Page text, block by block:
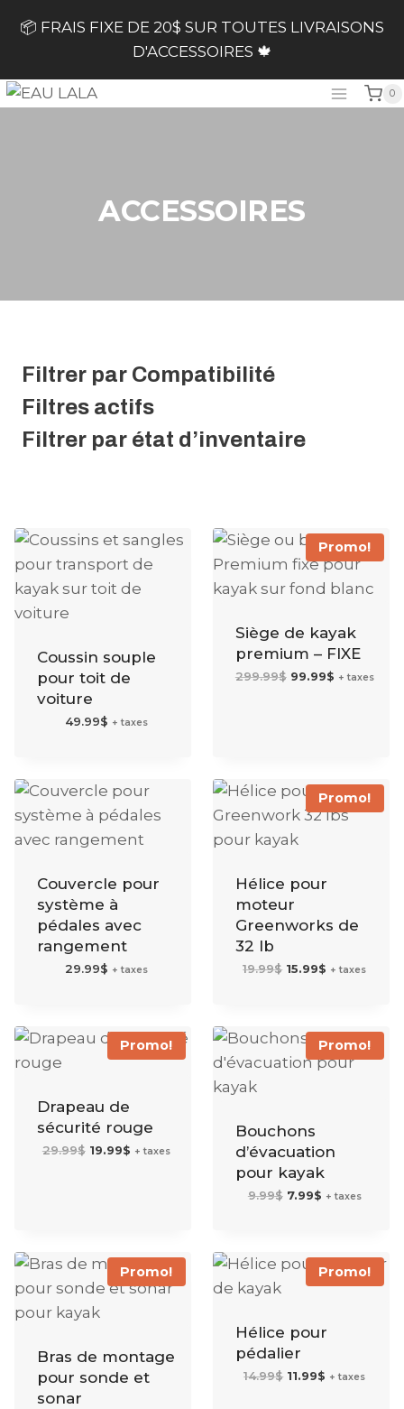
📦 FRAIS FIXE DE 20$ SUR TOUTES LIVRAISONS
D'ACCESSOIRES 🍁
0
ACCESSOIRES
Filtrer par Compatibilité
Filtres actifs
Filtrer par état d’inventaire
Coussin souple
pour toit de
voiture
49.99$ + taxes
Promo!
Siège de kayak
premium – FIXE
299.99$ Le
prix
99.99$Le
prix
+ taxes
Couvercle pour
système à
pédales avec
rangement
29.99$ + taxes
Promo!
Hélice pour
moteur
Greenworks de
32 lb
19.99$ Le
prix
15.99$ Le
prix
+ taxes
Promo!
Drapeau de
sécurité rouge
29.99$ Le
prix
19.99$Le
prix
+ taxes
Promo!
Bouchons
d’évacuation
pour kayak
9.99$ Le
prix
7.99$Le
prix
+ taxes
Promo!
Bras de montage
pour sonde et
sonar
Promo!
Hélice pour
pédalier
14.99$ Le
prix
11.99$ Le
prix
+ taxes